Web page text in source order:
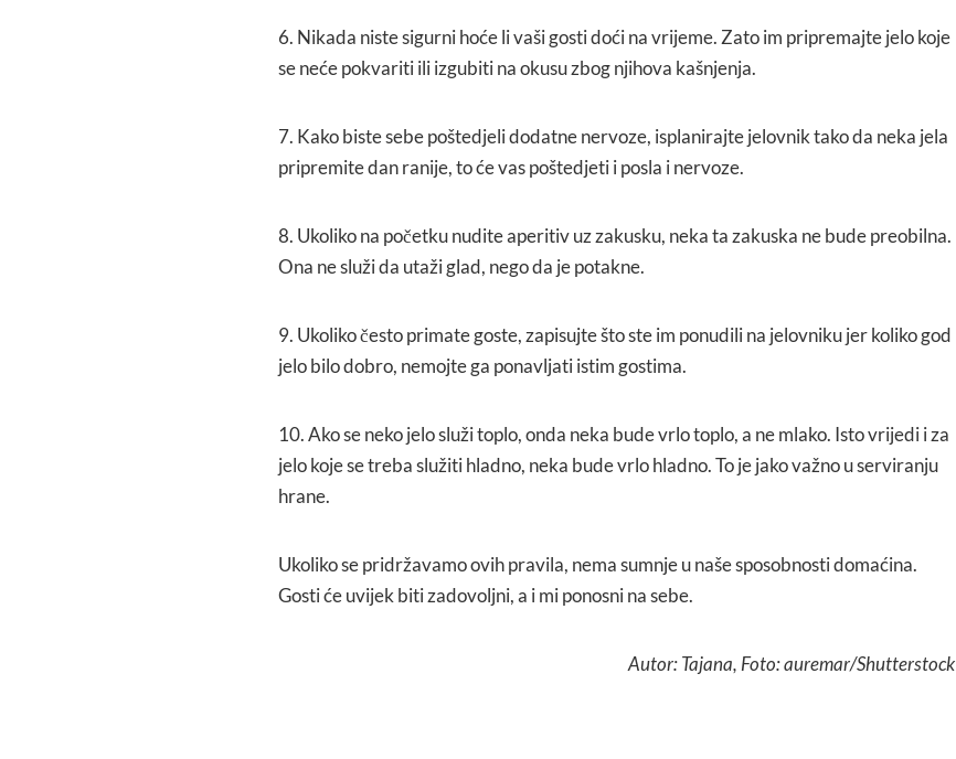
6. Nikada niste sigurni hoće li vaši gosti doći na vrijeme. Zato im pripremajte jelo koje
se neće pokvariti ili izgubiti na okusu zbog njihova kašnjenja.
7. Kako biste sebe poštedjeli dodatne nervoze, isplanirajte jelovnik tako da neka jela
pripremite dan ranije, to će vas poštedjeti i posla i nervoze.
8. Ukoliko na početku nudite aperitiv uz zakusku, neka ta zakuska ne bude preobilna.
Ona ne služi da utaži glad, nego da je potakne.
9. Ukoliko često primate goste, zapisujte što ste im ponudili na jelovniku jer koliko god
jelo bilo dobro, nemojte ga ponavljati istim gostima.
10. Ako se neko jelo služi toplo, onda neka bude vrlo toplo, a ne mlako. Isto vrijedi i za
jelo koje se treba služiti hladno, neka bude vrlo hladno. To je jako važno u serviranju
hrane.
Ukoliko se pridržavamo ovih pravila, nema sumnje u naše sposobnosti domaćina.
Gosti će uvijek biti zadovoljni, a i mi ponosni na sebe.
Autor: Tajana, Foto: auremar/Shutterstock